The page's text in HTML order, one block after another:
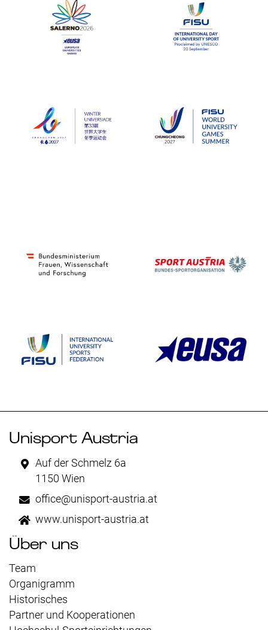
Unisport Austria
Auf der Schmelz 6a
1150 Wien
office@unisport-austria.at
www.unisport-austria.at
Über uns
Team
Organigramm
Historisches
Partner und Kooperationen